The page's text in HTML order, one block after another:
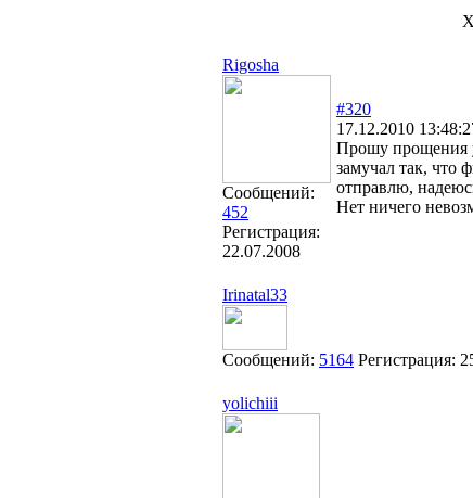
Rigosha
Сообщений:
452
Регистрация:
22.07.2008
#320
17.12.2010
Прошу прощения
замучал так, что
отправлю,
Нет ничего
Irinatal33
Сообщений: 5164 Регистрация:
yolichiii